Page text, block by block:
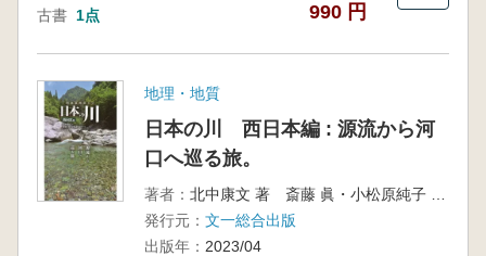
古書 1点 990 円
地理・地質
日本の川 西日本編 : 源流から河
口へ巡る旅。
著者：
発行元： 文一総合出版
出版年： 2023/04